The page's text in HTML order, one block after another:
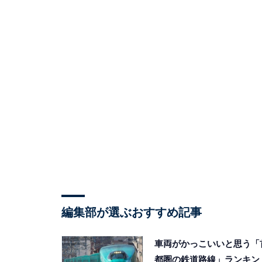
編集部が選ぶおすすめ記事
車両がかっこいいと思う「
都圏の鉄道路線」ランキン